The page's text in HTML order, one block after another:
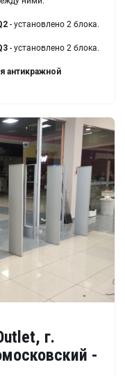
- установлено 2 блока.
- установлено 2 блока.
антикражной
г.
-